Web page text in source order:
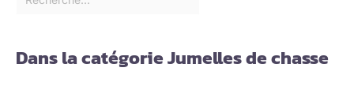
Dans la catégorie Jumelles de chasse